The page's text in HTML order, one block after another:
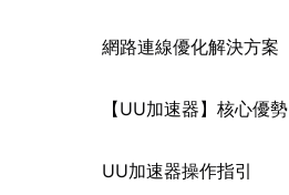
網路連線優化解決方案
【UU加速器】核心優勢
UU加速器操作指引